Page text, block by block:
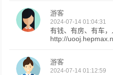
游客
2024-07-14 01:04:31
有钱、有房、有车，
http://
游客
2024-07-14 01:12:59